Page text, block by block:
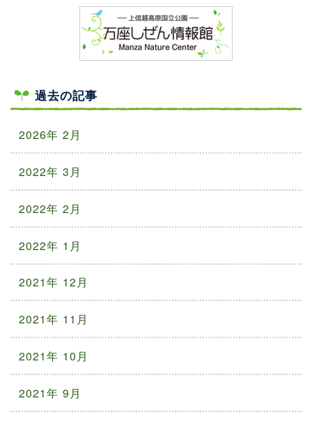
過去の記事
2026年 2月
2022年 3月
2022年 2月
2022年 1月
2021年 12月
2021年 11月
2021年 10月
2021年 9月